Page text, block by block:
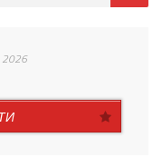
2026